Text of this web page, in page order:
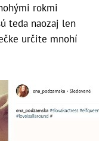
rokmi
teda naozaj len
určite mnohí